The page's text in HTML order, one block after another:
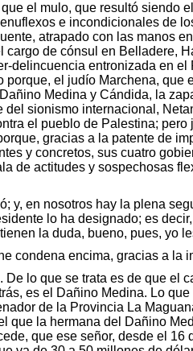
el mulo, que resultó siendo
e incondicionales de
atrapado con las manos
de cónsul en Belladere,
delincuencia entronizada en
el judío Marchena,
Medina y Cándida, la
sionismo internacional,
el pueblo de Palestina;
gracias a la patente de
y concretos, sus cuatro
de actitudes y sospechosas
y, en nosotros hay la plena
lo ha designado; es
la duda, bueno, pues, yo
condena encima, gracias a la
lo que se trata es de que
es el Dañino Medina. Lo
de la Provincia La
la hermana del Dañino
que ese señor, desde el